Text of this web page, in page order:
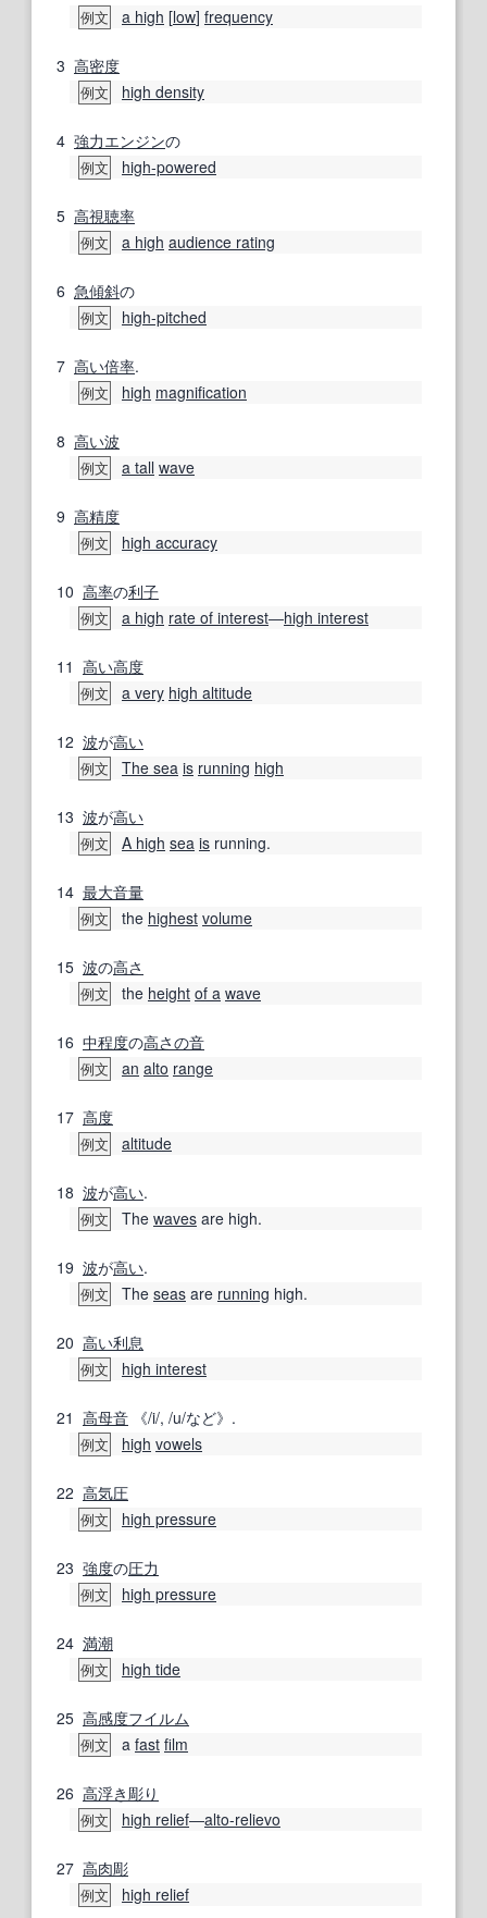
例文 a high [low] frequency
3 高密度
例文 high density
4 強力エンジンの
例文 high‐powered
5 高視聴率
例文 a high audience rating
6 急傾斜の
例文 high-pitched
7 高い倍率.
例文 high magnification
8 高い波
例文 a tall wave
9 高精度
例文 high accuracy
10 高率の利子
例文 a high rate of interest―high interest
11 高い高度
例文 a very high altitude
12 波が高い
例文 The sea is running high
13 波が高い
例文 A high sea is running.
14 最大音量
例文 the highest volume
15 波の高さ
例文 the height of a wave
16 中程度の高さの音
例文 an alto range
17 高度
例文 altitude
18 波が高い.
例文 The waves are high.
19 波が高い.
例文 The seas are running high.
20 高い利息
例文 high interest
21 高母音 《/i/, /u/など》.
例文 high vowels
22 高気圧
例文 high pressure
23 強度の圧力
例文 high pressure
24 満潮
例文 high tide
25 高感度フイルム
例文 a fast film
26 高浮き彫り
例文 high relief―alto-relievo
27 高肉彫
例文 high relief